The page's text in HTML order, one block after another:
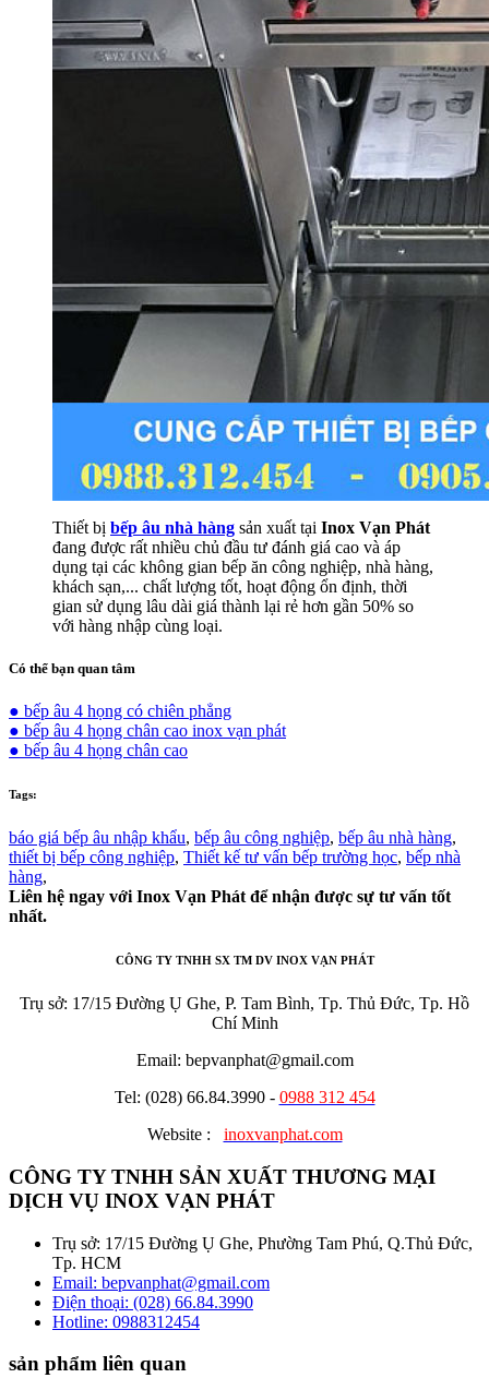
Thiết bị bếp âu nhà hàng sản xuất tại Inox Vạn Phát
đang được rất nhiều chủ đầu tư đánh giá cao và áp
dụng tại các không gian bếp ăn công nghiệp, nhà hàng,
khách sạn,... chất lượng tốt, hoạt động ổn định, thời
gian sử dụng lâu dài giá thành lại rẻ hơn gần 50% so
với hàng nhập cùng loại.
Có thể bạn quan tâm
● bếp âu 4 họng có chiên phẳng
● bếp âu 4 họng chân cao inox vạn phát
● bếp âu 4 họng chân cao
Tags:
báo giá bếp âu nhập khẩu, bếp âu công nghiệp, bếp âu nhà hàng,
thiết bị bếp công nghiệp, Thiết kế tư vấn bếp trường học, bếp nhà
hàng,
Liên hệ ngay với Inox Vạn Phát để nhận được sự tư vấn tốt
nhất.
CÔNG TY TNHH SX TM DV INOX VẠN PHÁT
Trụ sở: 17/15 Đường Ụ Ghe, P. Tam Bình, Tp. Thủ Đức, Tp. Hồ
Chí Minh
Email: bepvanphat@gmail.com
Tel: (028) 66.84.3990 - 0988 312 454
Website : inoxvanphat.com
CÔNG TY TNHH SẢN XUẤT THƯƠNG MẠI
DỊCH VỤ INOX VẠN PHÁT
Trụ sở: 17/15 Đường Ụ Ghe, Phường Tam Phú, Q.Thủ Đức,
Tp. HCM
Email: bepvanphat@gmail.com
Điện thoại: (028) 66.84.3990
Hotline: 0988312454
sản phẩm liên quan